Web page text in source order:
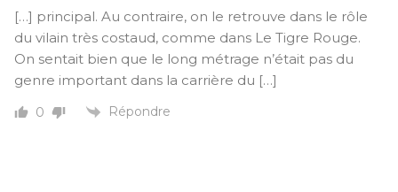
[…] principal. Au contraire, on le retrouve dans le rôle
du vilain très costaud, comme dans Le Tigre Rouge.
On sentait bien que le long métrage n’était pas du
genre important dans la carrière du […]
0 Répondre